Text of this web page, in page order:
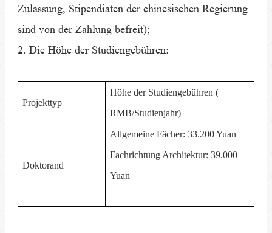
Zulassung, Stipendiaten der chinesischen Regierung
sind von der Zahlung befreit);
2. Die Höhe der Studiengebühren:
Projekttyp
Höhe der Studiengebühren (
RMB/Studienjahr)
Doktorand
Allgemeine Fächer: 33.200 Yuan
Fachrichtung Architektur: 39.000
Yuan